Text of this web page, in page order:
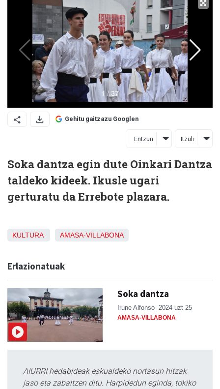
Gehitu gaitzazu Googlen
Entzun Itzuli
Soka dantza egin dute Oinkari Dantza
taldeko kideek. Ikusle ugari
gerturatu da Errebote plazara.
KULTURA AMASA-VILLABONA
Erlazionatuak
Soka dantza
Irune Alfonso 2024 uzt 25
AMASA-VILLABONA
AIURRI hedabideak eskualdeko nortasun hitzak
jaso eta zabaltzen ditu. Harpidedun eginda, tokiko